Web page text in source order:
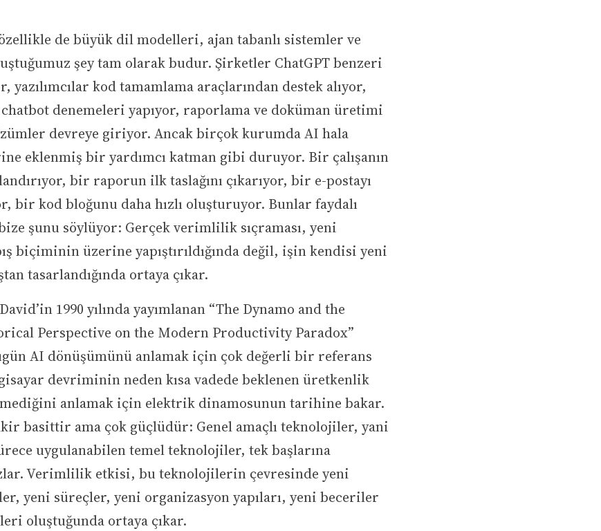
de büyük dil modelleri, ajan tabanlı sistemler ve
şey tam olarak budur. Şirketler ChatGPT benzeri
yazılımcılar kod tamamlama araçlarından destek alıyor,
denemeleri yapıyor, raporlama ve doküman üretimi
devreye giriyor. Ancak birçok kurumda AI hala
eklenmiş bir yardımcı katman gibi duruyor. Bir çalışanın
bir raporun ilk taslağını çıkarıyor, bir e-postayı
bir kod bloğunu daha hızlı oluşturuyor. Bunlar faydalı
şunu söylüyor: Gerçek verimlilik sıçraması, yeni
biçiminin üzerine yapıştırıldığında değil, işin kendisi yeni
tasarlandığında ortaya çıkar.
1990 yılında yayımlanan “The Dynamo and the
Perspective on the Modern Productivity Paradox”
AI dönüşümünü anlamak için çok değerli bir referans
devriminin neden kısa vadede beklenen üretkenlik
anlamak için elektrik dinamosunun tarihine bakar.
basittir ama çok güçlüdür: Genel amaçlı teknolojiler, yani
uygulanabilen temel teknolojiler, tek başlarına
Verimlilik etkisi, bu teknolojilerin çevresinde yeni
yeni süreçler, yeni organizasyon yapıları, yeni beceriler
oluştuğunda ortaya çıkar.